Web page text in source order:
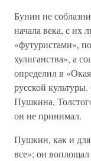
Бунин не
начала века, с их
«футуристами»,
хулиганства», а
определил в
русской
Пушкина,
он не принимал.
Пушкин, как и
все»; он